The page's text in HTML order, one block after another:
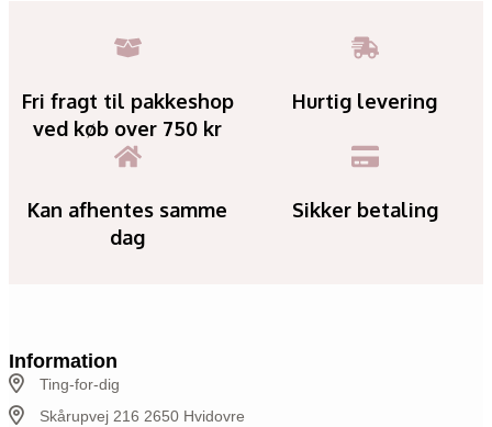
Fri fragt til pakkeshop
ved køb over 750 kr
Hurtig levering
Kan afhentes samme
dag
Sikker betaling
Information
Ting-for-dig
Skårupvej 216 2650 Hvidovre